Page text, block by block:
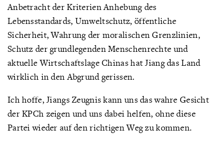
Anbetracht der Kriterien Anhebung des
Lebensstandards, Umweltschutz, öffentliche
Sicherheit, Wahrung der moralischen Grenzlinien,
Schutz der grundlegenden Menschenrechte und
aktuelle Wirtschaftslage Chinas hat Jiang das Land
wirklich in den Abgrund gerissen.
Ich hoffe, Jiangs Zeugnis kann uns das wahre Gesicht
der KPCh zeigen und uns dabei helfen, ohne diese
Partei wieder auf den richtigen Weg zu kommen.